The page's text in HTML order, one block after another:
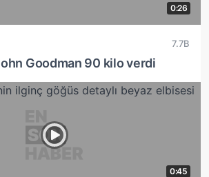
0:26
7.7B
Goodman 90 kilo verdi
0:45